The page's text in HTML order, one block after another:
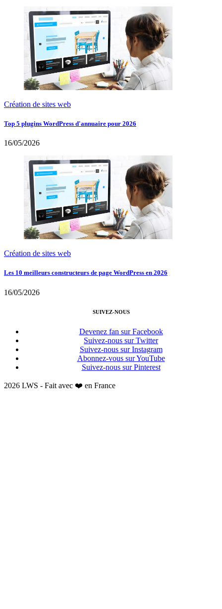
Création de sites web
Top 5 plugins WordPress d'annuaire pour 2026
16/05/2026
Création de sites web
Les 10 meilleurs constructeurs de page WordPress en 2026
16/05/2026
SUIVEZ-NOUS
Devenez fan sur Facebook
Suivez-nous sur Twitter
Suivez-nous sur Instagram
Abonnez-vous sur YouTube
Suivez-nous sur Pinterest
2026 LWS - Fait avec ❤️ en France